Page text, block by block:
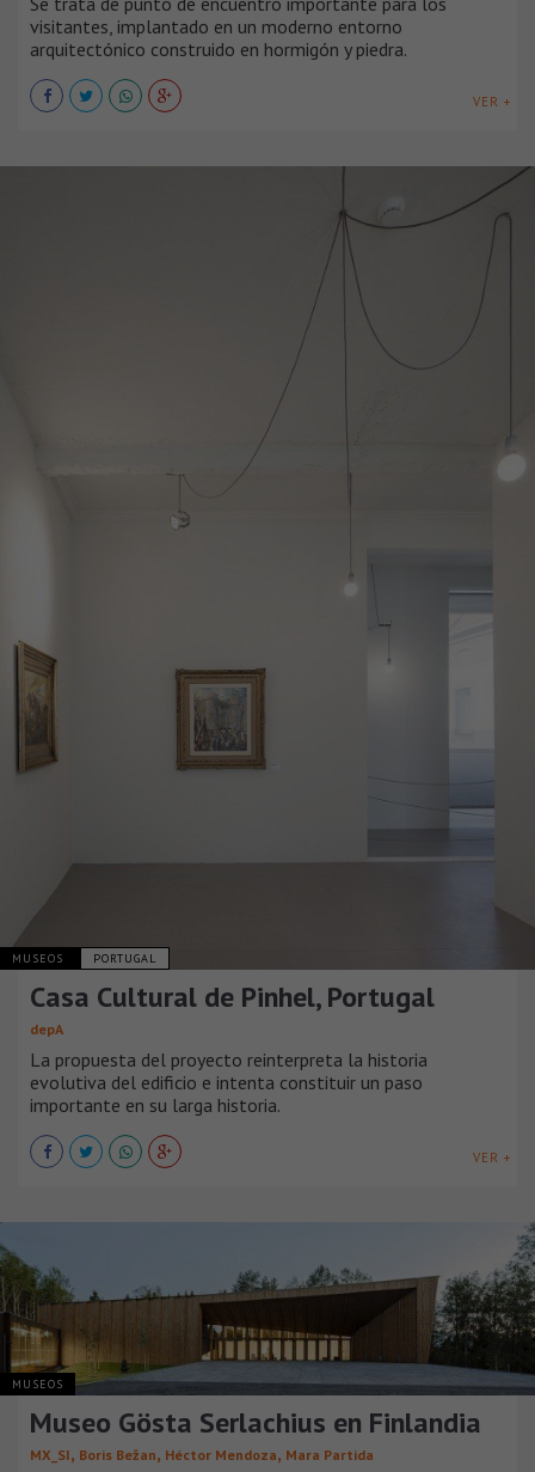
visitantes, ​implantado en un moderno entorno
arquitectónico construido en hormigón y piedra.
VER +
MUSEOS PORTUGAL
Casa Cultural de Pinhel, Portugal
depA
La propuesta del proyecto reinterpreta la historia
evolutiva del edificio e intenta constituir un paso
importante en su larga historia.
VER +
MUSEOS
Museo Gösta Serlachius en Finlandia
MX_SI, Boris Bežan, Héctor Mendoza, Mara Partida